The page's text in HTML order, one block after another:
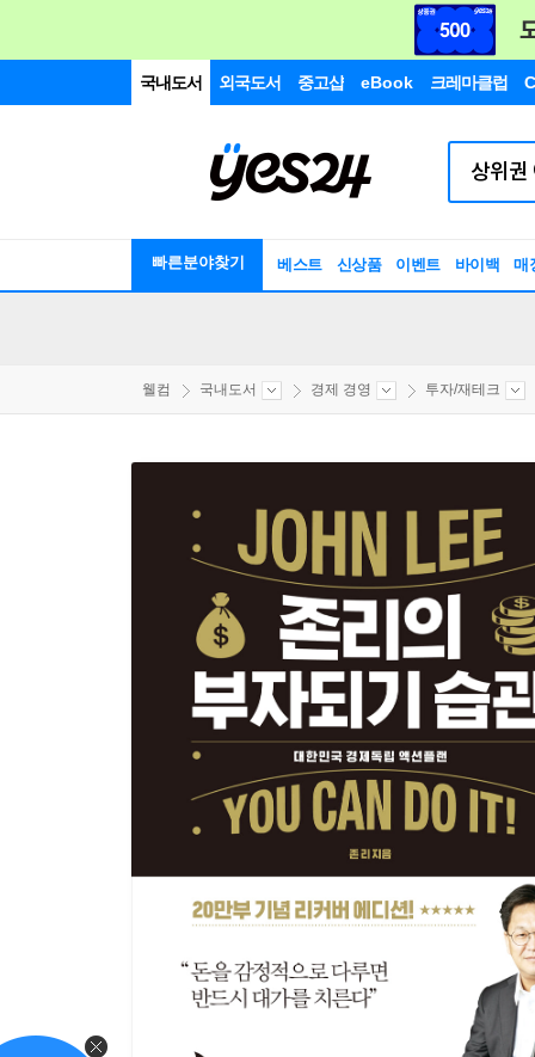
국내도서 외국도서 중고샵 eBook 크레마클럽
빠른분야찾기 베스트 신상품 이벤트 바이백 매
웰컴 국내도서 경제 경영 투자/재테크